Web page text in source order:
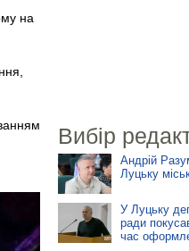
на
Вибір
Андрій
Луцьку
У Луцьку
ради
час